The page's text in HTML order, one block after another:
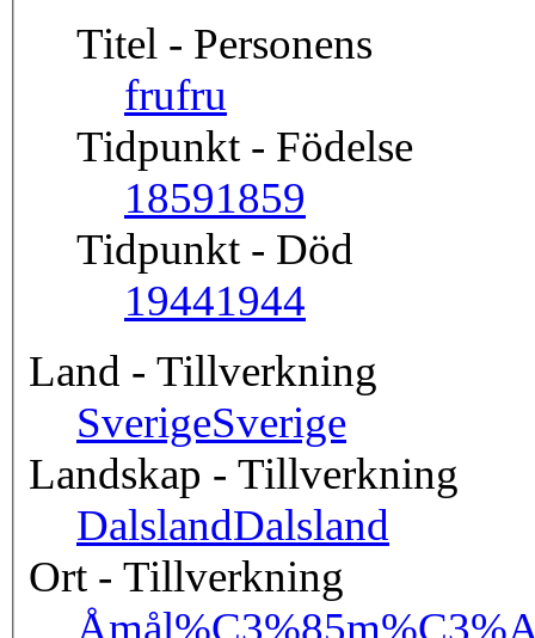
Titel - Personens
frufru
Tidpunkt - Födelse
18591859
Tidpunkt - Död
19441944
Land - Tillverkning
SverigeSverige
Landskap - Tillverkning
DalslandDalsland
Ort - Tillverkning
Åmål